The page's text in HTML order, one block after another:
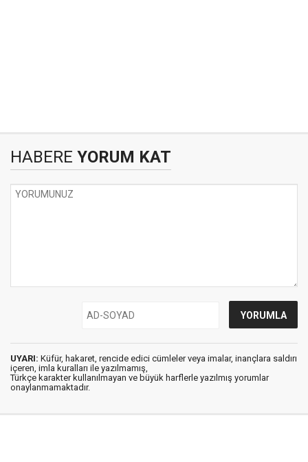
HABERE YORUM KAT
UYARI: Küfür, hakaret, rencide edici cümleler veya imalar, inançlara saldırı
içeren, imla kuralları ile yazılmamış,
Türkçe karakter kullanılmayan ve büyük harflerle yazılmış yorumlar
onaylanmamaktadır.